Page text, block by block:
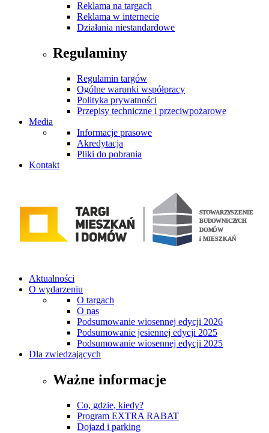
Reklama na targach
Reklama w internecie
Działania niestandardowe
Regulaminy
Regulamin targów
Ogólne warunki współpracy
Polityka prywatności
Przepisy techniczne i przeciwpożarowe
Media
Informacje prasowe
Akredytacja
Pliki do pobrania
Kontakt
Aktualności
O wydarzeniu
O targach
O nas
Podsumowanie wiosennej edycji 2026
Podsumowanie jesiennej edycji 2025
Podsumowanie wiosennej edycji 2025
Dla zwiedzających
Ważne informacje
Co, gdzie, kiedy?
Program EXTRA RABAT
Dojazd i parking